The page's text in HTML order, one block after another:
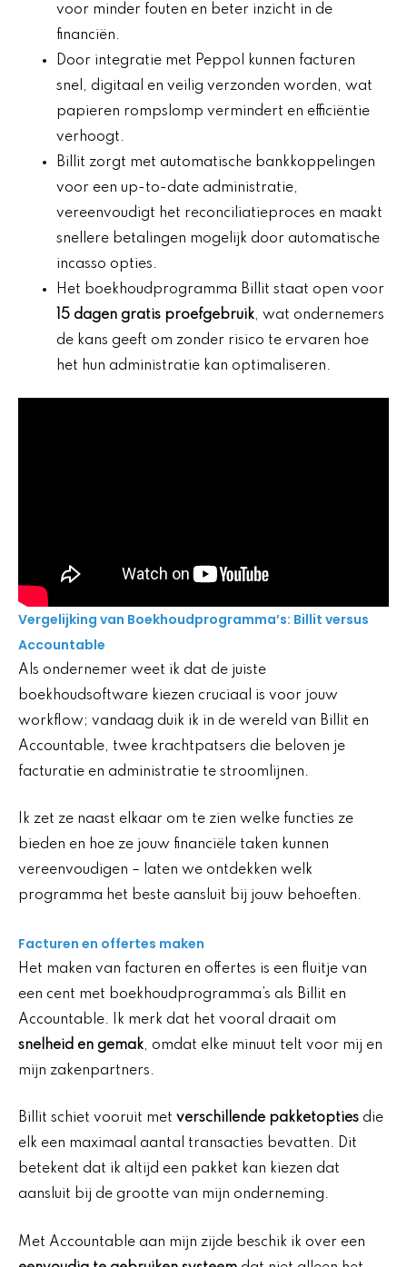
voor minder fouten en beter inzicht in de
financiën.
Door integratie met Peppol kunnen facturen
snel, digitaal en veilig verzonden worden, wat
papieren rompslomp vermindert en efficiëntie
verhoogt.
Billit zorgt met automatische bankkoppelingen
voor een up-to-date administratie,
vereenvoudigt het reconciliatieproces en maakt
snellere betalingen mogelijk door automatische
incasso opties.
Het boekhoudprogramma Billit staat open voor
15 dagen gratis proefgebruik, wat ondernemers
de kans geeft om zonder risico te ervaren hoe
het hun administratie kan optimaliseren.
Vergelijking van Boekhoudprogramma’s: Billit versus
Accountable
Als ondernemer weet ik dat de juiste
boekhoudsoftware kiezen cruciaal is voor jouw
workflow; vandaag duik ik in de wereld van Billit en
Accountable, twee krachtpatsers die beloven je
facturatie en administratie te stroomlijnen.
Ik zet ze naast elkaar om te zien welke functies ze
bieden en hoe ze jouw financiële taken kunnen
vereenvoudigen – laten we ontdekken welk
programma het beste aansluit bij jouw behoeften.
Facturen en offertes maken
Het maken van facturen en offertes is een fluitje van
een cent met boekhoudprogramma’s als Billit en
Accountable. Ik merk dat het vooral draait om
snelheid en gemak, omdat elke minuut telt voor mij en
mijn zakenpartners.
Billit schiet vooruit met verschillende pakketopties die
elk een maximaal aantal transacties bevatten. Dit
betekent dat ik altijd een pakket kan kiezen dat
aansluit bij de grootte van mijn onderneming.
Met Accountable aan mijn zijde beschik ik over een